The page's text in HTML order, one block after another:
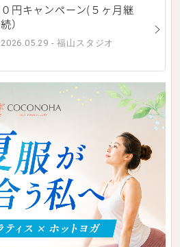
０円キャンペーン(５ヶ月継
続）
2026.05.29 - 福山スタジオ